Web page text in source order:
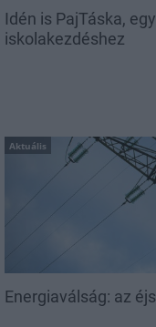
Idén is PajTáska,
iskolakezdéshez
Aktuális
Energiaválság: az